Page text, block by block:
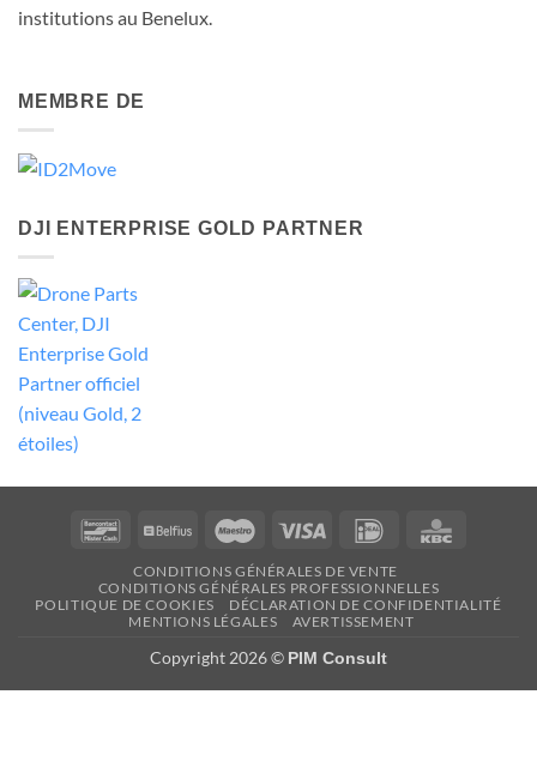
institutions au Benelux.
MEMBRE DE
DJI ENTERPRISE GOLD PARTNER
BancontactBelfius Maestro Idéal
CONDITIONS GÉNÉRALES DE VENTE
CONDITIONS GÉNÉRALES PROFESSIONNELLES
POLITIQUE DE COOKIES
DÉCLARATION DE CONFIDENTIALITÉ
MENTIONS LÉGALES
AVERTISSEMENT
Copyright 2026 © PIM Consult